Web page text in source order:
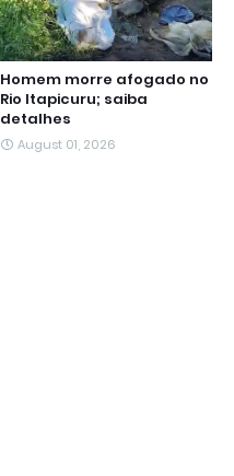
Homem morre afogado no
Rio Itapicuru; saiba
detalhes
August 01, 2026